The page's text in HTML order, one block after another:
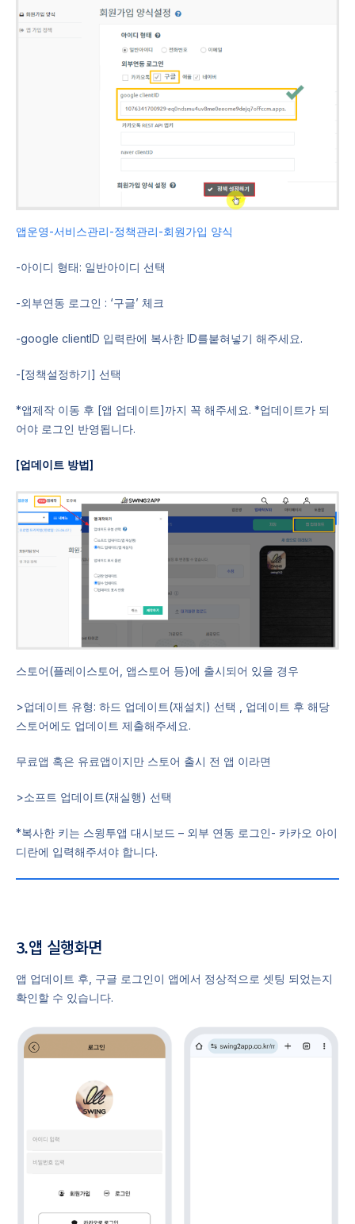
앱운영-서비스관리-정책관리-회원가입 양식
-아이디 형태: 일반아이디 선택
-외부연동 로그인 : ‘구글’ 체크
-google clientID 입력란에 복사한 ID를붙혀넣기 해주세요.
-[정책설정하기] 선택
*앱제작 이동 후 [앱 업데이트]까지 꼭 해주세요. *업데이트가 되
어야 로그인 반영됩니다.
[업데이트 방법]
스토어(플레이스토어, 앱스토어 등)에 출시되어 있을 경우
>업데이트 유형: 하드 업데이트(재설치) 선택 , 업데이트 후 해당
스토어에도 업데이트 제출해주세요.
무료앱 혹은 유료앱이지만 스토어 출시 전 앱 이라면
>소프트 업데이트(재실행) 선택
*복사한 키는 스윙투앱 대시보드 – 외부 연동 로그인- 카카오 아이
디란에 입력해주셔야 합니다.
3.앱 실행화면
앱 업데이트 후, 구글 로그인이 앱에서 정상적으로 셋팅 되었는지
확인할 수 있습니다.